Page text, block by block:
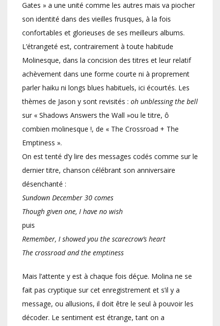
Gates » a une unité comme les autres mais va piocher
son identité dans des vieilles frusques, à la fois
confortables et glorieuses de ses meilleurs albums.
L’étrangeté est, contrairement à toute habitude
Molinesque, dans la concision des titres et leur relatif
achèvement dans une forme courte ni à proprement
parler haiku ni longs blues habituels, ici écourtés. Les
thèmes de Jason y sont revisités : oh unblessing the bell
sur « Shadows Answers the Wall »ou le titre, ô
combien molinesque !, de « The Crossroad + The
Emptiness ».
On est tenté d’y lire des messages codés comme sur le
dernier titre, chanson célébrant son anniversaire
désenchanté :
Sundown December 30 comes
Though given one, I have no wish
puis
Remember, I showed you the scarecrow’s heart
The crossroad and the emptiness
Mais l’attente y est à chaque fois déçue. Molina ne se
fait pas cryptique sur cet enregistrement et s’il y a
message, ou allusions, il doit être le seul à pouvoir les
décoder. Le sentiment est étrange, tant on a